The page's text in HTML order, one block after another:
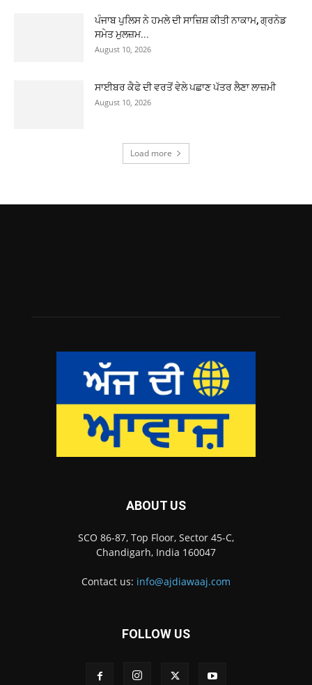
ਪੰਜਾਬ ਪੁਲਿਸ ਨੇ ਹਮਲੇ ਦੀ ਸਾਜ਼ਿਸ਼ ਕੀਤੀ ਨਾਕਾਮ, ਗ੍ਰਨੇਡ
ਸਮੇਤ ਮੁਲਜ਼ਮ...
August 10, 2026
ਸਾਈਬਰ ਕੈਫੇ ਦੀ ਵਰਤੋਂ ਵੇਲੇ ਪਛਾਣ ਪੱਤਰ ਲੈਣਾ ਲਾਜ਼ਮੀ
August 10, 2026
Load more
ABOUT US
SCO 86-87, Top Floor, Sector 45-C,
Chandigarh, India 160047
Contact us: info@ajdiawaaj.com
FOLLOW US